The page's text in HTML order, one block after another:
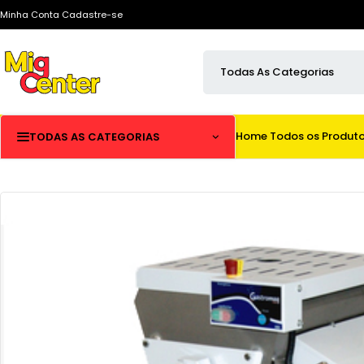
Minha Conta Cadastre-se
TODAS AS CATEGORIAS Home Todos os